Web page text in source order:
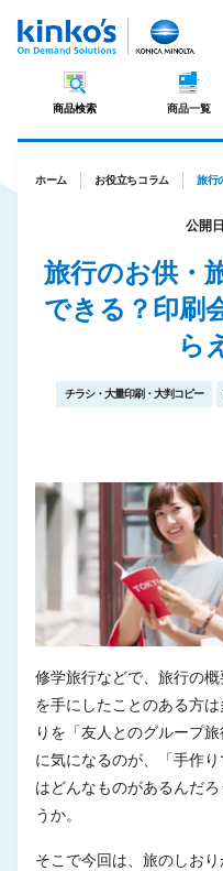
商品検索 商品一覧
ホーム お役立ちコラム
公開
旅行のお供・
できる？印刷
ら
チラシ・大量印刷・大判コピー
修学旅行などで、旅行の概
を手にしたことのある方
りを「友人とのグループ
に気になるのが、「手作
はどんなものがあるんだ
うか。
そこで今回は、旅のしお